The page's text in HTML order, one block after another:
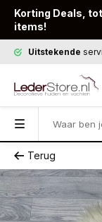
Korting Deals,
items!
Uitstekende
Terug